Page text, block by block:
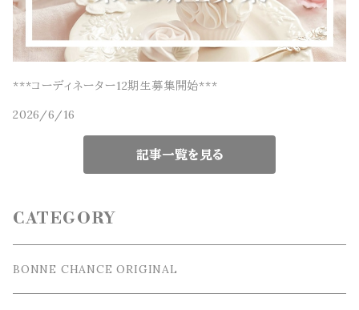
***コーディネーター12期生募集開始***
2026/6/16
記事一覧を見る
CATEGORY
BONNE CHANCE ORIGINAL